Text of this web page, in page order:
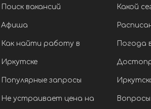
Поиск вакансий
Афиша
Как найти работу в
Иркутске
Популярные запросы
Не устраивает цена на
Какой
Погода